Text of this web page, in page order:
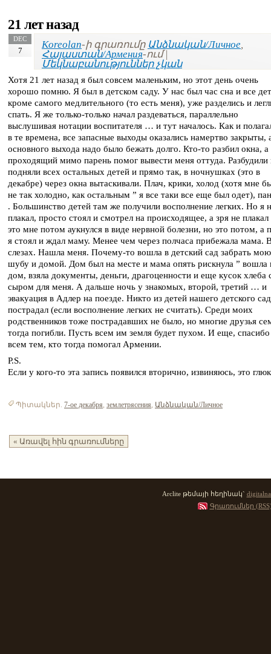
21 лет назад
DEC
7
Koreolan-ի գրառումը Անձնական/Личное,
Հայաստան/Армения-ում |
Մեկնաբանություններ չկան
Хотя 21 лет назад я был совсем маленьким, но этот день очень
хорошо помню. Я был в детском саду. У нас был час сна и все
кроме самого медлительного (то есть меня), уже разделись и
спать. Я же только-только начал раздеваться, параллельно
выслушивая нотации воспитателя … и тут началось. Как и
в те времена, все запасные выходы оказались намертво закрыты,
основного выхода надо было бежать долго. Кто-то разбил окна, а
проходящий мимо парень помог вывести меня оттуда. Разбудили
подняли всех остальных детей и прямо так, в ночнушках (это в
декабре) через окна вытаскивали. Плач, крики, холод (хотя мне
не так холодно, как остальным ” я все таки все еще был одет),
. Большинство детей там же получили восполнение легких. Но я
плакал, просто стоял и смотрел на происходящее, а зря не плакал
это мне потом аукнулся в виде нервной болезни, но это потом, а
я стоял и ждал маму. Менее чем через полчаса прибежала мама.
слезах. Нашла меня. Почему-то вошла в детский сад забрать мою
шубу и домой. Дом был на месте и мама опять рискнула ” вошла
дом, взяла документы, деньги, драгоценности и еще кусок хлеба
сыром для меня. А дальше ночь у знакомых, второй, третий … и
эвакуация в Адлер на поезде. Никто из детей нашего детского
пострадал (если восполнение легких не считать). Среди моих
родственников тоже пострадавших не было, но многие друзья
тогда погибли. Пусть всем им земля будет пухом. И еще, спасибо
всем тем, кто тогда помогал Армении.
P.S.
Если у кого-то эта запись появился вторично, извиняюсь, это
Պիտակներ. 7-ое декабря, землетрясения, Անձնական/Личное
« Առավել հին գրառումները
Arclite թեմայի հեղինակ`
Գրառումներ